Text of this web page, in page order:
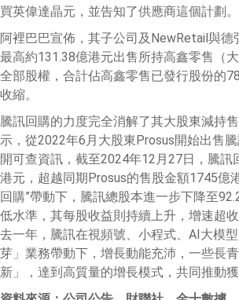
買英偉達晶元，並告知了供應商這個計劃。
阿裡巴巴宣佈，其子公司及NewRetail與德
最高約131.38億港元出售所持高鑫零售（
全部股權，合計佔高鑫零售已發行股份的
收縮。
騰訊回購的力度完全消解了其大股東減持
示，從2022年6月大股東Prosus開始出售
開可查資訊，截至2024年12月27日，騰訊
港元，超越同期Prosus的售股金額1745億
回購”帶動下，騰訊總股本進一步下降至
低水準，其每股收益則持續上升，增速超
去一年，騰訊在視頻號、小程式、AI大模
芽」業務帶動下，增長動能充沛，一些長
新」，達到高質量的增長模式，共同推動獲